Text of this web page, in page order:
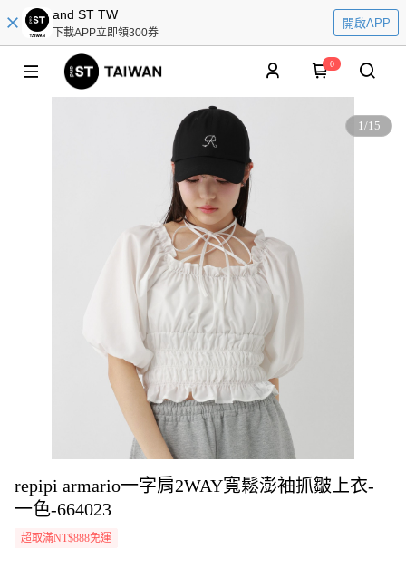
and ST TW
下載APP立即領300券
開啟APP
0
1/15
repipi armario一字肩2WAY寬鬆澎袖抓皺上衣-
一色-664023
超取滿NT$888免運